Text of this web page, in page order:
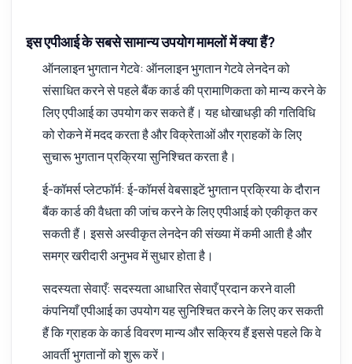
इस एपीआई के सबसे सामान्य उपयोग मामलों में क्या हैं?
ऑनलाइन भुगतान गेटवे: ऑनलाइन भुगतान गेटवे लेनदेन को
संसाधित करने से पहले बैंक कार्ड की प्रामाणिकता को मान्य करने के
लिए एपीआई का उपयोग कर सकते हैं। यह धोखाधड़ी की गतिविधि
को रोकने में मदद करता है और विक्रेताओं और ग्राहकों के लिए
सुचारू भुगतान प्रक्रिया सुनिश्चित करता है।
ई-कॉमर्स प्लेटफॉर्म: ई-कॉमर्स वेबसाइटें भुगतान प्रक्रिया के दौरान
बैंक कार्ड की वैधता की जांच करने के लिए एपीआई को एकीकृत कर
सकती हैं। इससे अस्वीकृत लेनदेन की संख्या में कमी आती है और
समग्र खरीदारी अनुभव में सुधार होता है।
सदस्यता सेवाएँ: सदस्यता आधारित सेवाएँ प्रदान करने वाली
कंपनियाँ एपीआई का उपयोग यह सुनिश्चित करने के लिए कर सकती
हैं कि ग्राहक के कार्ड विवरण मान्य और सक्रिय हैं इससे पहले कि वे
आवर्ती भुगतानों को शुरू करें।